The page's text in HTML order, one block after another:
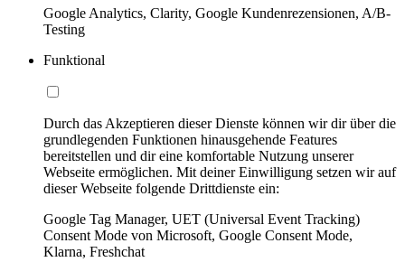
Google Analytics, Clarity, Google Kundenrezensionen, A/B-
Testing
Funktional
Durch das Akzeptieren dieser Dienste können wir dir über die
grundlegenden Funktionen hinausgehende Features
bereitstellen und dir eine komfortable Nutzung unserer
Webseite ermöglichen. Mit deiner Einwilligung setzen wir auf
dieser Webseite folgende Drittdienste ein:
Google Tag Manager, UET (Universal Event Tracking)
Consent Mode von Microsoft, Google Consent Mode,
Klarna, Freshchat